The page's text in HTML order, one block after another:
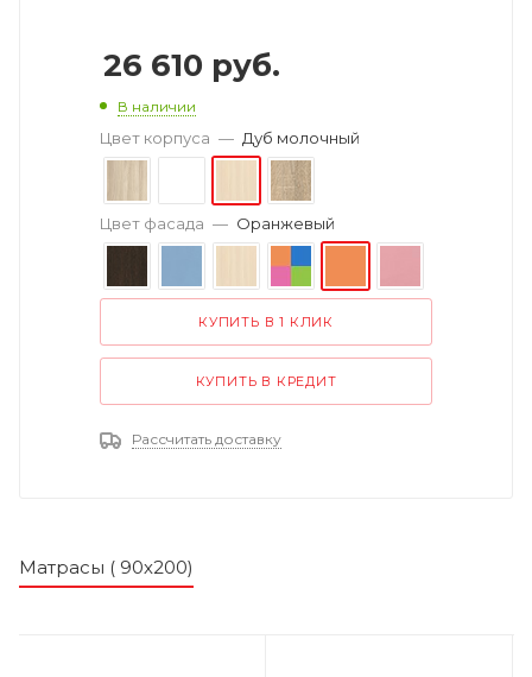
26 610 руб.
В наличии
Цвет корпуса — Дуб молочный
Цвет фасада — Оранжевый
КУПИТЬ В 1 КЛИК
КУПИТЬ В КРЕДИТ
Рассчитать доставку
Матрасы ( 90х200)